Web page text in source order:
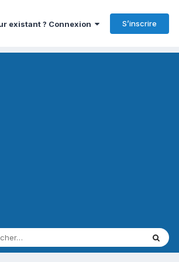
existant ? Connexion S’inscrire